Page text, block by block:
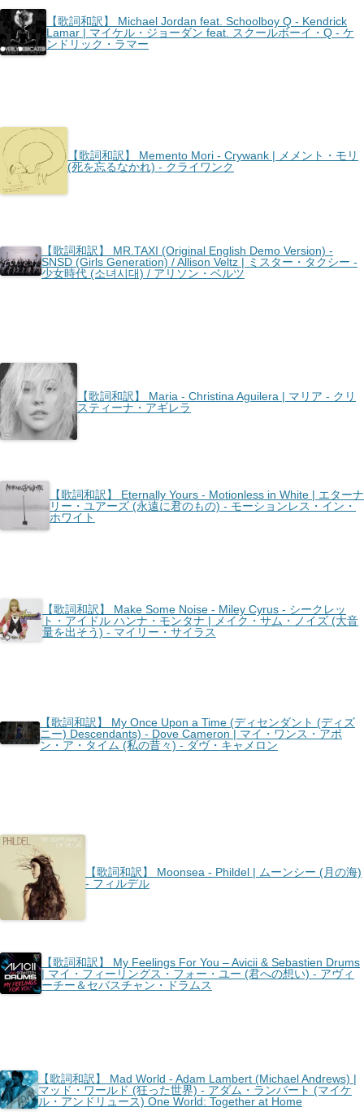
【歌詞和訳】 Michael Jordan feat. Schoolboy Q - Kendrick
Lamar | マイケル・ジョーダン feat. スクールボーイ・Q - ケ
ンドリック・ラマー
【歌詞和訳】 Memento Mori - Crywank | メメント・モリ
(死を忘るなかれ) - クライワンク
【歌詞和訳】 MR.TAXI (Original English Demo Version) -
SNSD (Girls Generation) / Allison Veltz | ミスター・タクシー -
少女時代 (소녀시대) / アリソン・ベルツ
【歌詞和訳】 Maria - Christina Aguilera | マリア - クリ
スティーナ・アギレラ
【歌詞和訳】 Eternally Yours - Motionless in White | エターナ
リー・ユアーズ (永遠に君のもの) - モーションレス・イン・
ホワイト
【歌詞和訳】 Make Some Noise - Miley Cyrus - シークレッ
ト・アイドル ハンナ・モンタナ | メイク・サム・ノイズ (大音
量を出そう) - マイリー・サイラス
【歌詞和訳】 My Once Upon a Time (ディセンダント (ディズ
ニー) Descendants) - Dove Cameron | マイ・ワンス・アポ
ン・ア・タイム (私の昔々) - ダヴ・キャメロン
【歌詞和訳】 Moonsea - Phildel | ムーンシー (月の海)
- フィルデル
【歌詞和訳】 My Feelings For You – Avicii & Sebastien Drums
| マイ・フィーリングス・フォー・ユー (君への想い) - アヴィ
ーチー＆セバスチャン・ドラムス
【歌詞和訳】 Mad World - Adam Lambert (Michael Andrews) |
マッド・ワールド (狂った世界) - アダム・ランバート (マイケ
ル・アンドリュース) One World: Together at Home